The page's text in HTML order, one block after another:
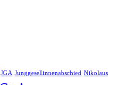
JGA Junggesellinnenabschied Nikolaus